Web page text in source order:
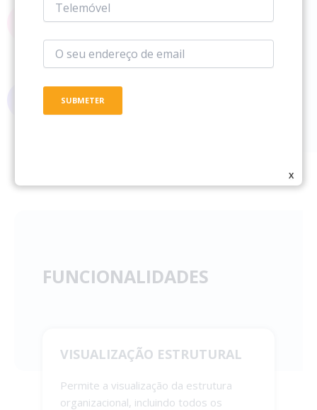
Gerida através das posições pré-definidas
Plano de Desenvolvimento de Carreira
Gerido a partir do Organograma
FUNCIONALIDADES
VISUALIZAÇÃO ESTRUTURAL
Permite a visualização da estrutura
organizacional, incluindo todos os
X